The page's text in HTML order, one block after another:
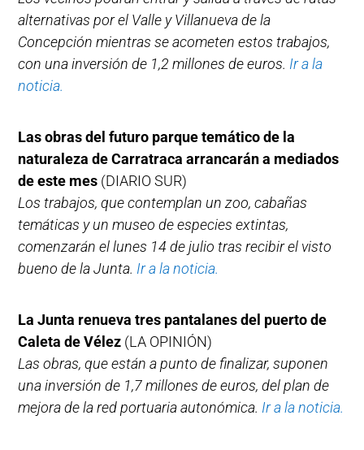
alternativas por el Valle y Villanueva de la
Concepción mientras se acometen estos trabajos,
con una inversión de 1,2 millones de euros. Ir a la
noticia.
Las obras del futuro parque temático de la
naturaleza de Carratraca arrancarán a mediados
de este mes (DIARIO SUR)
Los trabajos, que contemplan un zoo, cabañas
temáticas y un museo de especies extintas,
comenzarán el lunes 14 de julio tras recibir el visto
bueno de la Junta. Ir a la noticia.
La Junta renueva tres pantalanes del puerto de
Caleta de Vélez (LA OPINIÓN)
Las obras, que están a punto de finalizar, suponen
una inversión de 1,7 millones de euros, del plan de
mejora de la red portuaria autonómica. Ir a la noticia.